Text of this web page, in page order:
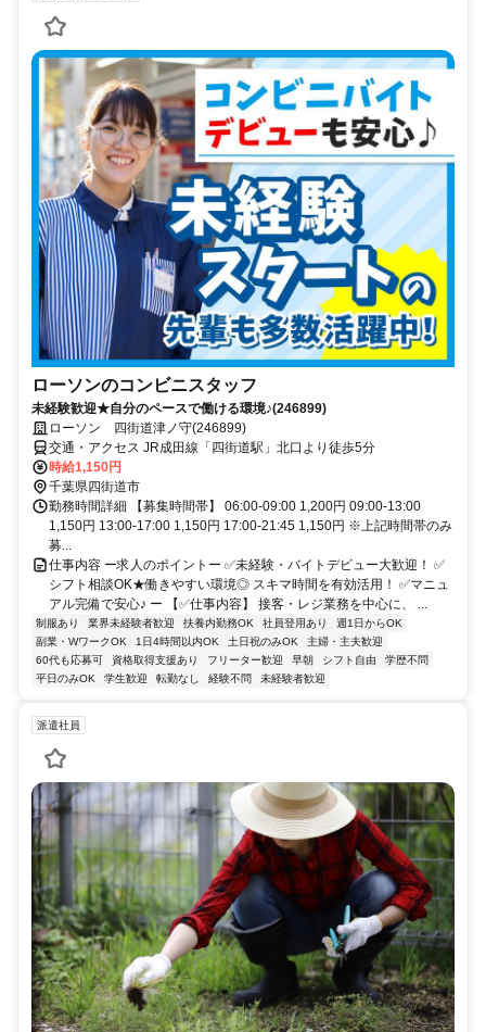
ローソンのコンビニスタッフ
未経験歓迎★自分のペースで働ける環境♪(246899)
ローソン 四街道津ノ守(246899)
交通・アクセス JR成田線「四街道駅」北口より徒歩5分
時給1,150円
千葉県四街道市
勤務時間詳細 【募集時間帯】 06:00-09:00 1,200円 09:00-13:00
1,150円 13:00-17:00 1,150円 17:00-21:45 1,150円 ※上記時間帯のみ
募...
仕事内容 ー求人のポイントー ✅未経験・バイトデビュー大歓迎！ ✅
シフト相談OK★働きやすい環境◎ スキマ時間を有効活用！ ✅マニュ
アル完備で安心♪ ー 【✅仕事内容】 接客・レジ業務を中心に、 ...
制服あり 業界未経験者歓迎 扶養内勤務OK 社員登用あり
週1日からOK
副業・WワークOK
1日4時間以内OK 土日祝のみOK
主婦・主夫歓迎
60代も応募可
資格取得支援あり フリーター歓迎 早朝 シフト自由
学歴不問
平日のみOK
学生歓迎 転勤なし 経験不問 未経験者歓迎
派遣社員